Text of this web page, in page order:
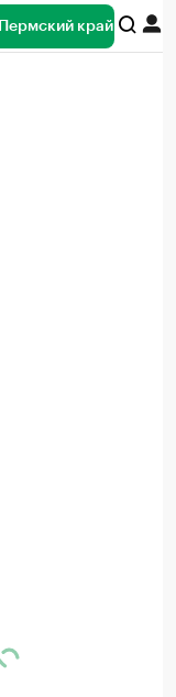
Пермский край